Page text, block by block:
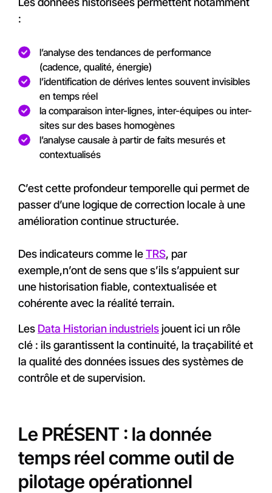
:
l’analyse des tendances de performance
(cadence, qualité, énergie)
l’identification de dérives lentes souvent invisibles
en temps réel
la comparaison inter-lignes, inter-équipes ou inter-
sites sur des bases homogènes
l’analyse causale à partir de faits mesurés et
contextualisés
C’est cette profondeur temporelle qui permet de
passer d’une logique de correction locale à une
amélioration continue structurée.
Des indicateurs comme leTRS, par
exemple,n’ont de sens que s’ils s’appuient sur
une historisation fiable, contextualisée et
cohérente avec la réalité terrain.
Les Data Historian industrielsjouent ici un rôle
clé : ils garantissent la continuité, la traçabilité et
la qualité des données issues des systèmes de
contrôle et de supervision.
Le PRÉSENT : la donnée
temps réel comme outil de
pilotage opérationnel